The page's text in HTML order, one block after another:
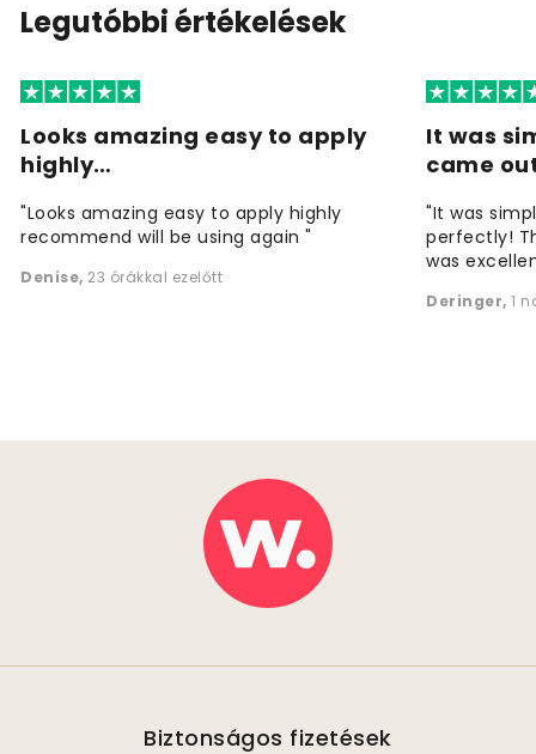
Legutóbbi értékelések
Looks amazing easy to apply
highly…
"Looks amazing easy to apply highly
recommend will be using again "
Denise, 23 órákkal ezelőtt
It was
came
"It was
perfectly!
was
Deringer, 1
Biztonságos fizetések